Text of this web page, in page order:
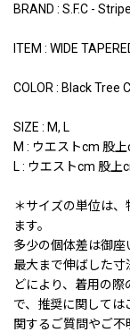
BRAND : S.F.C -
ITEM : WIDE
COLOR : Black Tree
SIZE : M, L
M : ウエストcm 股
L : ウエストcm 股
＊サイズの単位は
ます。
多少の個体差は御座
最大まで伸ばした
どにより、着用の
で、推奨に関して
関するご質問やご